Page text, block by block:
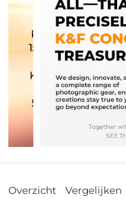
Overzicht Vergelijken